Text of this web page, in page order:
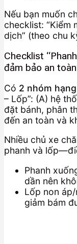
Nếu bạn muốn
checklist: “Kiểm
dịch” (theo chu
Checklist
đảm bảo an
Có 2 nhóm
– Lốp”: (A) hệ
đặt bánh, phân
đến an toàn và
Nhiều chủ xe
phanh và
Phanh
dần nên
Lốp non
giảm bám